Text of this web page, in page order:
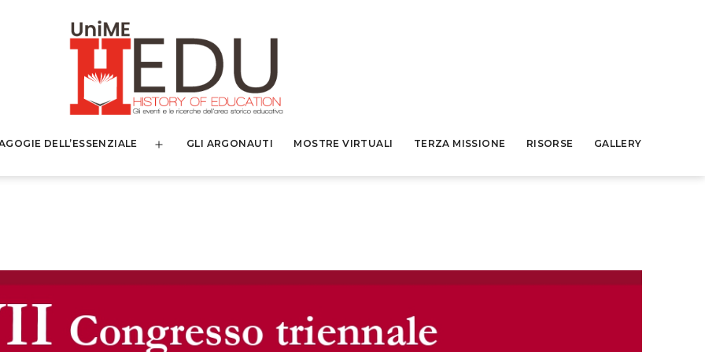
DELL’ESSENZIALE
Apri
GLI ARGONAUTI MOSTRE VIRTUALI TERZA MISSIONE RISORSE GALLERY